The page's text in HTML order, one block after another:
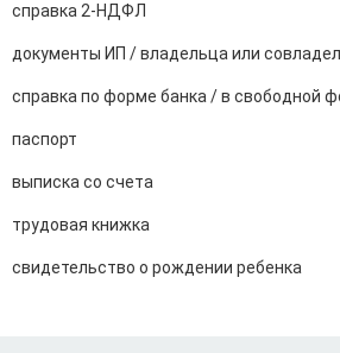
справка 2-НДФЛ
документы ИП / владельца или
справка по форме банка / в свободной
паспорт
выписка со счета
трудовая книжка
свидетельство о рождении ребенка